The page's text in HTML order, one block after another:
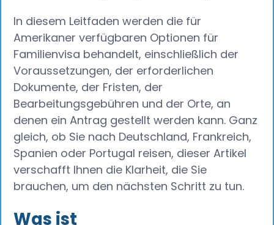
In diesem Leitfaden werden die für
Amerikaner verfügbaren Optionen für
Familienvisa behandelt, einschließlich der
Voraussetzungen, der erforderlichen
Dokumente, der Fristen, der
Bearbeitungsgebühren und der Orte, an
denen ein Antrag gestellt werden kann. Ganz
gleich, ob Sie nach Deutschland, Frankreich,
Spanien oder Portugal reisen, dieser Artikel
verschafft Ihnen die Klarheit, die Sie
brauchen, um den nächsten Schritt zu tun.
Was ist